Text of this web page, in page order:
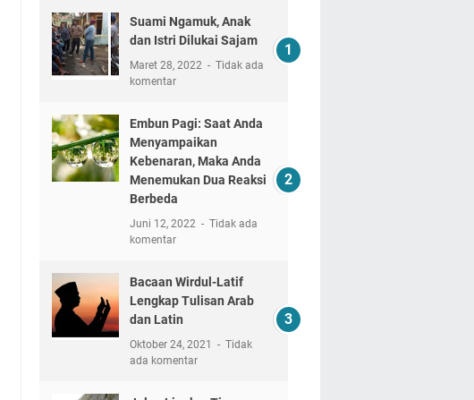
Suami Ngamuk, Anak
dan Istri Dilukai Sajam
Maret 28, 2022
Tidak ada
komentar
Embun Pagi: Saat Anda
Menyampaikan
Kebenaran, Maka Anda
Menemukan Dua Reaksi
Berbeda
Juni 12, 2022
Tidak ada
komentar
Bacaan Wirdul-Latif
Lengkap Tulisan Arab
dan Latin
Oktober 24, 2021
Tidak
ada komentar